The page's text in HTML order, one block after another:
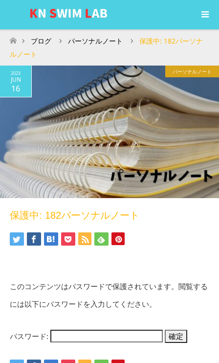
ホーム
ブログ パーソナルノート
保護中: 182パーソナ
ルノート
2023
JUN
16
パーソナルノート
保護中: 182パーソナルノート
このコンテンツはパスワードで保護されています。閲覧する
には以下にパスワードを入力してください。
パスワード: